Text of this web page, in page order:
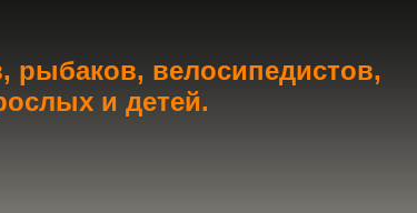
рыбаков, велосипедистов,
и детей.